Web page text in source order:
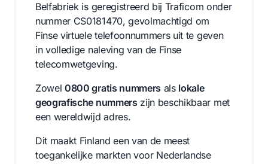
Belfabriek is geregistreerd bij Traficom onder
nummer CS0181470, gevolmachtigd om
Finse virtuele telefoonnummers uit te geven
in volledige naleving van de Finse
telecomwetgeving.
Zowel0800 gratis nummers als lokale
geografische nummers zijn beschikbaar met
een wereldwijd adres.
Dit maakt Finland een van de meest
toegankelijke markten voor Nederlandse